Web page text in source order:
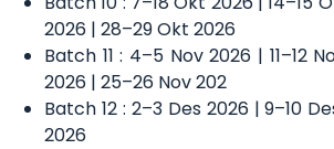
2026 | 28–29 Okt 2026
Batch 11 : 4–5 Nov 2026 | 11–12
2026 | 25–26 Nov 202
Batch 12 : 2–3 Des 2026 | 9–10
2026